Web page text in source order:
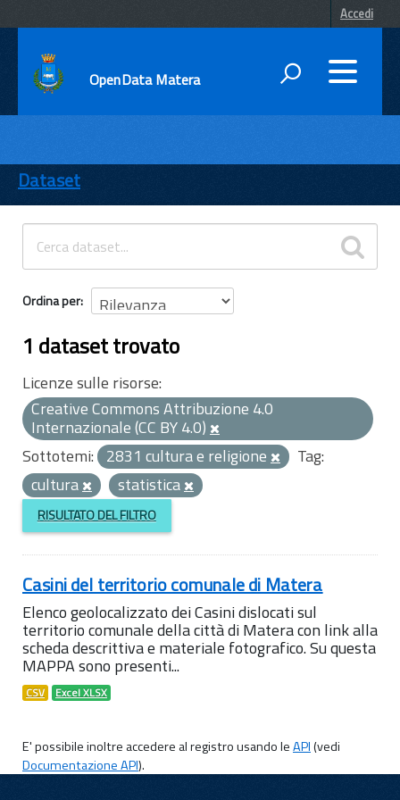
Accedi
OpenData Matera
ENTI
TEMI
INFORMAZIONI
Dataset
Ordina per
1 dataset trovato
Licenze sulle risorse:
Creative Commons Attribuzione 4.0
Internazionale (CC BY 4.0)
Sottotemi: 2831 cultura e religione
Tag:
cultura
statistica
RISULTATO DEL FILTRO
Casini del territorio comunale di Matera
Elenco geolocalizzato dei Casini dislocati sul
territorio comunale della città di Matera con link alla
scheda descrittiva e materiale fotografico. Su questa
MAPPA sono presenti...
CSV Excel XLSX
E' possibile inoltre accedere al registro usando leAPI(vedi
Documentazione API).